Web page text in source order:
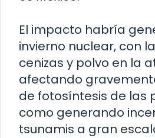
El impacto habría
invierno nuclear, con
cenizas y polvo en la
afectando
de fotosíntesis de las
como generando
tsunamis a gran